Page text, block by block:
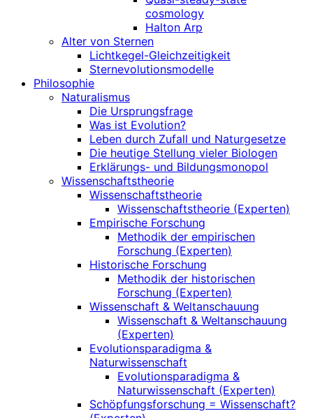
cosmology
Halton Arp
Alter von Sternen
Lichtkegel-Gleichzeitigkeit
Sternevolutionsmodelle
Philosophie
Naturalismus
Die Ursprungsfrage
Was ist Evolution?
Leben durch Zufall und Naturgesetze
Die heutige Stellung vieler Biologen
Erklärungs- und Bildungsmonopol
Wissenschaftstheorie
Wissenschaftstheorie
Wissenschaftstheorie (Experten)
Empirische Forschung
Methodik der empirischen
Forschung (Experten)
Historische Forschung
Methodik der historischen
Forschung (Experten)
Wissenschaft & Weltanschauung
Wissenschaft & Weltanschauung
(Experten)
Evolutionsparadigma &
Naturwissenschaft
Evolutionsparadigma &
Naturwissenschaft (Experten)
Schöpfungsforschung = Wissenschaft?